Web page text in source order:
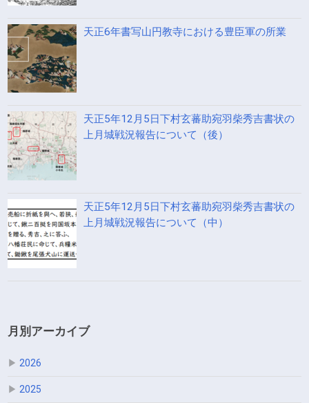
天正6年書写山円教寺における豊臣軍の所業
天正5年12月5日下村玄蕃助宛羽柴秀吉書状の
上月城戦況報告について（後）
天正5年12月5日下村玄蕃助宛羽柴秀吉書状の
上月城戦況報告について（中）
月別アーカイブ
▶ 2026
▶ 2025